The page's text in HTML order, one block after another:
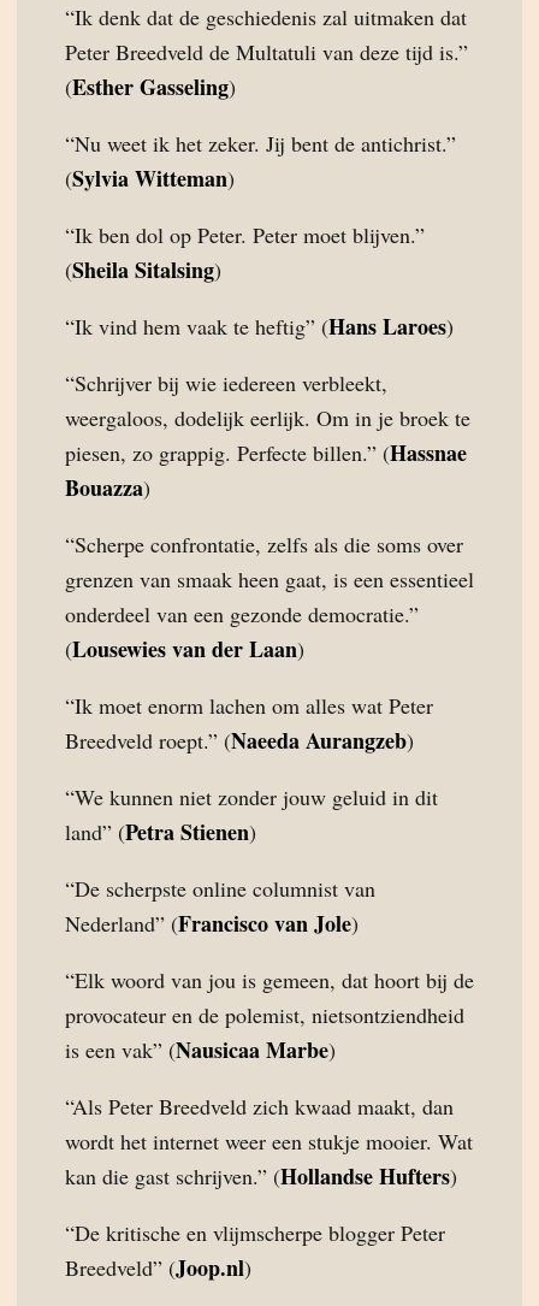
“Ik denk dat de geschiedenis zal uitmaken dat
Peter Breedveld de Multatuli van deze tijd is.”
(Esther Gasseling)
“Nu weet ik het zeker. Jij bent de antichrist.”
(Sylvia Witteman)
“Ik ben dol op Peter. Peter moet blijven.”
(Sheila Sitalsing)
“Ik vind hem vaak te heftig” (Hans Laroes)
“Schrijver bij wie iedereen verbleekt,
weergaloos, dodelijk eerlijk. Om in je broek te
piesen, zo grappig. Perfecte billen.” (Hassnae
Bouazza)
“Scherpe confrontatie, zelfs als die soms over
grenzen van smaak heen gaat, is een essentieel
onderdeel van een gezonde democratie.”
(Lousewies van der Laan)
“Ik moet enorm lachen om alles wat Peter
Breedveld roept.” (Naeeda Aurangzeb)
“We kunnen niet zonder jouw geluid in dit
land” (Petra Stienen)
“De scherpste online columnist van
Nederland” (Francisco van Jole)
“Elk woord van jou is gemeen, dat hoort bij de
provocateur en de polemist, nietsontziendheid
is een vak” (Nausicaa Marbe)
“Als Peter Breedveld zich kwaad maakt, dan
wordt het internet weer een stukje mooier. Wat
kan die gast schrijven.” (Hollandse Hufters)
“De kritische en vlijmscherpe blogger Peter
Breedveld” (Joop.nl)